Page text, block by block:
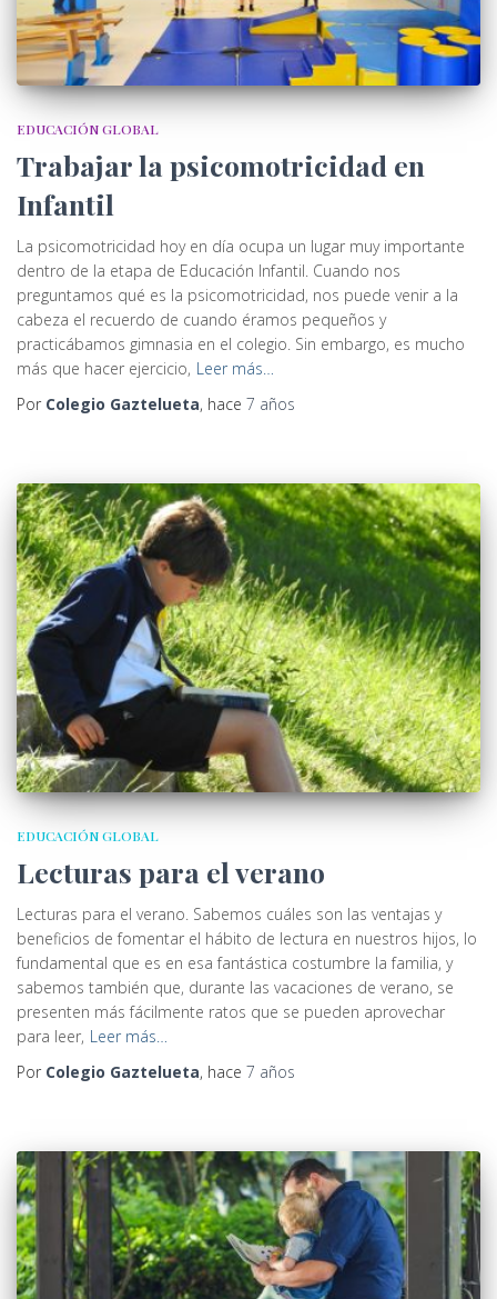
EDUCACIÓN GLOBAL
Trabajar la psicomotricidad en
Infantil
La psicomotricidad hoy en día ocupa un lugar muy importante
dentro de la etapa de Educación Infantil. Cuando nos
preguntamos qué es la psicomotricidad, nos puede venir a la
cabeza el recuerdo de cuando éramos pequeños y
practicábamos gimnasia en el colegio. Sin embargo, es mucho
más que hacer ejercicio, Leer más…
Por Colegio Gaztelueta, hace 7 años
EDUCACIÓN GLOBAL
Lecturas para el verano
Lecturas para el verano. Sabemos cuáles son las ventajas y
beneficios de fomentar el hábito de lectura en nuestros hijos, lo
fundamental que es en esa fantástica costumbre la familia, y
sabemos también que, durante las vacaciones de verano, se
presenten más fácilmente ratos que se pueden aprovechar
para leer, Leer más…
Por Colegio Gaztelueta, hace 7 años